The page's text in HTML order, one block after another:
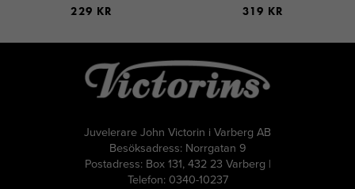
229 KR 319 KR
Juvelerare John Victorin i Varberg AB
Besöksadress: Norrgatan 9
Postadress: Box 131, 432 23 Varberg |
Telefon: 0340-10237